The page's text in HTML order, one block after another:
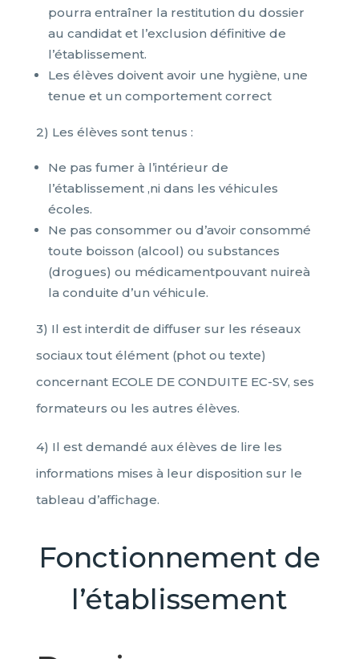
pourra entraîner la restitution du dossier
au candidat et l’exclusion définitive de
l’établissement.
Les élèves doivent avoir une hygiène, une
tenue et un comportement correct
2) Les élèves sont tenus :
Ne pas fumer à l’intérieur de
l’établissement ,ni dans les véhicules
écoles.
Ne pas consommer ou d’avoir consommé
toute boisson (alcool) ou substances
(drogues) ou médicamentpouvant nuireà
la conduite d’un véhicule.
3) Il est interdit de diffuser sur les réseaux
sociaux tout élément (phot ou texte)
concernant ECOLE DE CONDUITE EC-SV, ses
formateurs ou les autres élèves.
4) Il est demandé aux élèves de lire les
informations mises à leur disposition sur le
tableau d’affichage.
Fonctionnement de
l’établissement